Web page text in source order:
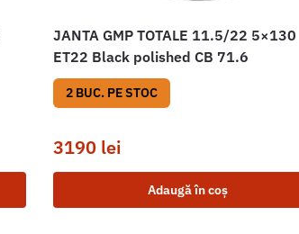
JANTA GMP TOTALE 11.5/22 5×130
ET22 Black polished CB 71.6
2 BUC. PE STOC
3190 lei
Adaugă în coș